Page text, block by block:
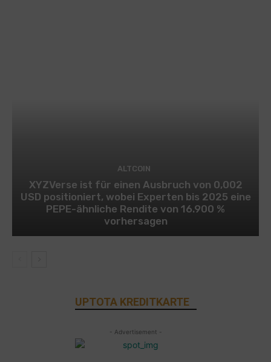
ALTCOIN
XYZVerse ist für einen Ausbruch von 0,002
USD positioniert, wobei Experten bis 2025 eine
PEPE-ähnliche Rendite von 16.900 %
vorhersagen
UPTOTA KREDITKARTE
- Advertisement -